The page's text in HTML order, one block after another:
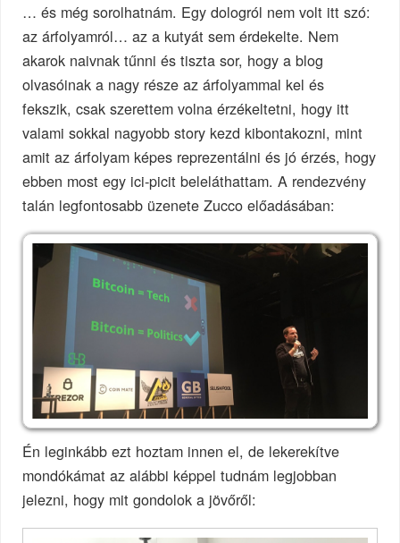
… és még sorolhatnám. Egy dologról nem volt itt szó:
az árfolyamról… az a kutyát sem érdekelte. Nem
akarok naivnak tűnni és tiszta sor, hogy a blog
olvasóinak a nagy része az árfolyammal kel és
fekszik, csak szerettem volna érzékeltetni, hogy itt
valami sokkal nagyobb story kezd kibontakozni, mint
amit az árfolyam képes reprezentálni és jó érzés, hogy
ebben most egy ici-picit beleláthattam. A rendezvény
talán legfontosabb üzenete Zucco előadásában:
Én leginkább ezt hoztam innen el, de lekerekítve
mondókámat az alábbi képpel tudnám legjobban
jelezni, hogy mit gondolok a jövőről: